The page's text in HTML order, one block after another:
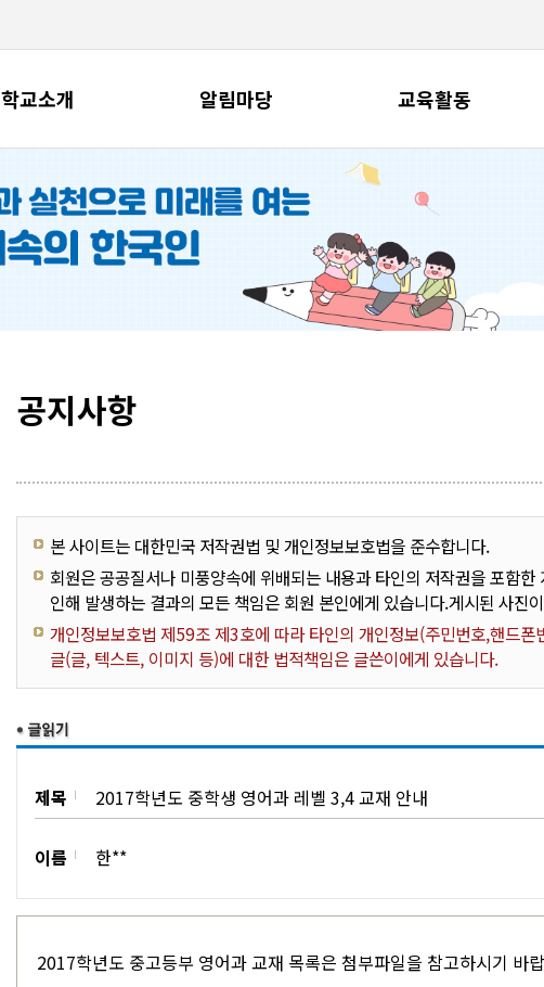
학교소개 알림마당 교육활동
공지사항
본 사이트는 대한민국 저작권법 및 개인정보보호법을 준수합니다.
회원은 공공질서나 미풍양속에 위배되는 내용과 타인의 저작권을 포함
인해 발생하는 결과의 모든 책임은 회원 본인에게 있습니다.게시된 사
개인정보보호법 제59조 제3호에 따라 타인의 개인정보(주민번호,핸드
글(글, 텍스트, 이미지 등)에 대한 법적책임은 글쓴이에게 있습니다.
제목 2017학년도 중학생 영어과 레벨 3,4 교재 안내
이름 한**
2017학년도 중고등부 영어과 교재 목록은 첨부파일을 참고하시기 바